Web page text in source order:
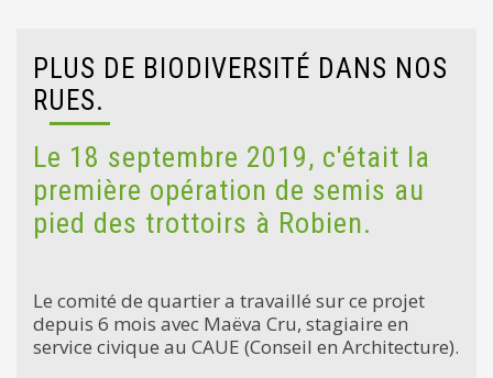
PLUS DE BIODIVERSITÉ DANS NOS
RUES.
Le 18 septembre 2019, c'était la
première opération de semis au
pied des trottoirs à Robien.
Le comité de quartier a travaillé sur ce projet
depuis 6 mois avec Maëva Cru, stagiaire en
service civique au CAUE (Conseil en Architecture).